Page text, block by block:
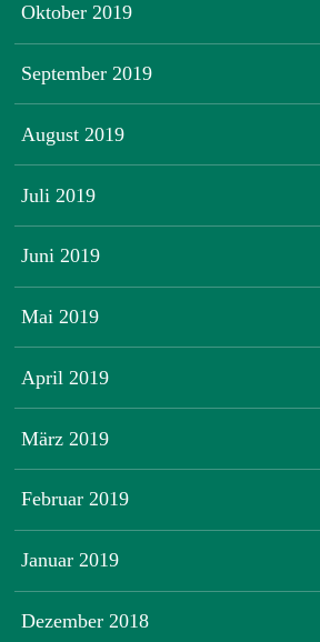
Oktober 2019
September 2019
August 2019
Juli 2019
Juni 2019
Mai 2019
April 2019
März 2019
Februar 2019
Januar 2019
Dezember 2018